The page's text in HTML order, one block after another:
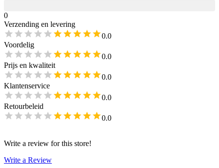
0
Verzending en levering
0.0
Voordelig
0.0
Prijs en kwaliteit
0.0
Klantenservice
0.0
Retourbeleid
0.0
Write a review for this store!
Write a Review